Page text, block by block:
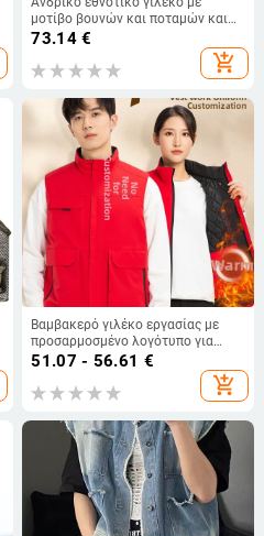
μοτίβο βουνών και ποταμών και
στοιχεία Μογγολίας, χωρίς
μανίκια, κινεζικού στυλ, κουμπιά
73.14€
add_shopping_cart
Βαμβακερό γιλέκο εργασίας με
προσαρμοσμένο λογότυπο για
άνδρες – στάντ γιακά, φερμουάρ,
παχύ ύφασμα, τρισδιάστατες
τσέπες
51.07 - 56.61 €
add_shopping_cart